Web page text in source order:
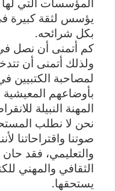
يؤسس لثقة كبيرة
بكل شرائحه.
كم أتمنى أن نصل
ولذلك أتمنى أن
لمصاحبة الكتبيين
بأوضاعهم
المهنة النبيلة
نحن لا نطلب
صوتنا واقتراحاتنا
والتعليمي، فقد
الثقافي والمهني
يستحقها.